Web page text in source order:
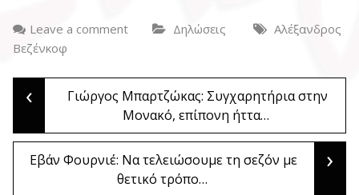
Leave a comment Δηλώσεις
Αλέξανδρος
Βεζένκοφ
Post
navigation
‹
Γιώργος Μπαρτζώκας: Συγχαρητήρια στην
Μονακό, επίπονη ήττα…
Εβάν Φουρνιέ: Να τελειώσουμε τη σεζόν με
θετικό τρόπο…
›